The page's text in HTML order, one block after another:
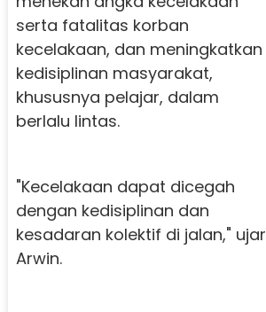
serta fatalitas korban
kecelakaan, dan meningkatkan
kedisiplinan masyarakat,
khususnya pelajar, dalam
berlalu lintas.
"Kecelakaan dapat dicegah
dengan kedisiplinan dan
kesadaran kolektif di jalan," ujar
Arwin.